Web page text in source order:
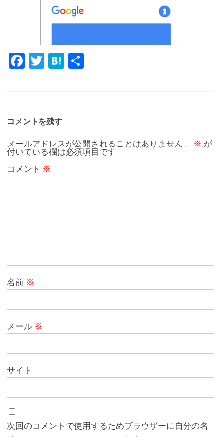
Fa
o
o
k
T
r
H
コメントを残す
メールアドレスが公開されることはありません。 ※ が
付いている欄は必須項目です
コメント ※
名前 ※
メール ※
サイト
次回のコメントで使用するためブラウザーに自分の名